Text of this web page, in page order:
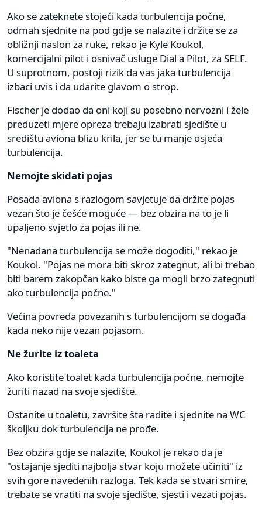
Ako se zateknete stojeći kada turbulencija počne,
odmah sjednite na pod gdje se nalazite i držite se za
obližnji naslon za ruke, rekao je Kyle Koukol,
komercijalni pilot i osnivač usluge Dial a Pilot, za SELF.
U suprotnom, postoji rizik da vas jaka turbulencija
izbaci uvis i da udarite glavom o strop.
Fischer je dodao da oni koji su posebno nervozni i žele
preduzeti mjere opreza trebaju izabrati sjedište u
središtu aviona blizu krila, jer se tu manje osjeća
turbulencija.
Nemojte skidati pojas
Posada aviona s razlogom savjetuje da držite pojas
vezan što je češće moguće — bez obzira na to je li
upaljeno svjetlo za pojas ili ne.
"Nenadana turbulencija se može dogoditi," rekao je
Koukol. "Pojas ne mora biti skroz zategnut, ali bi trebao
biti barem zakopčan kako biste ga mogli brzo zategnuti
ako turbulencija počne."
Većina povreda povezanih s turbulencijom se događa
kada neko nije vezan pojasom.
Ne žurite iz toaleta
Ako koristite toalet kada turbulencija počne, nemojte
žuriti nazad na svoje sjedište.
Ostanite u toaletu, završite šta radite i sjednite na WC
školjku dok turbulencija ne prođe.
Bez obzira gdje se nalazite, Koukol je rekao da je
"ostajanje sjediti najbolja stvar koju možete učiniti" iz
svih gore navedenih razloga. Tek kada se stvari smire,
trebate se vratiti na svoje sjedište, sjesti i vezati pojas.